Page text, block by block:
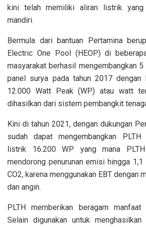
kini telah memiliki aliran listrik yang
mandiri.
Bermula dari bantuan Pertamina
Electric One Pool (HEOP) di
masyarakat berhasil mengembangkan
panel surya pada tahun 2017 dengan
12.000 Watt Peak (WP) atau watt
dihasilkan dari sistem pembangkit
Kini di tahun 2021, dengan dukungan
sudah dapat mengembangkan
listrik 16.200 WP yang mana
mendorong penurunan emisi hingga
CO2, karena menggunakan EBT dengan
dan angin.
PLTH memberikan beragam manfaat
Selain digunakan untuk menghasilkan